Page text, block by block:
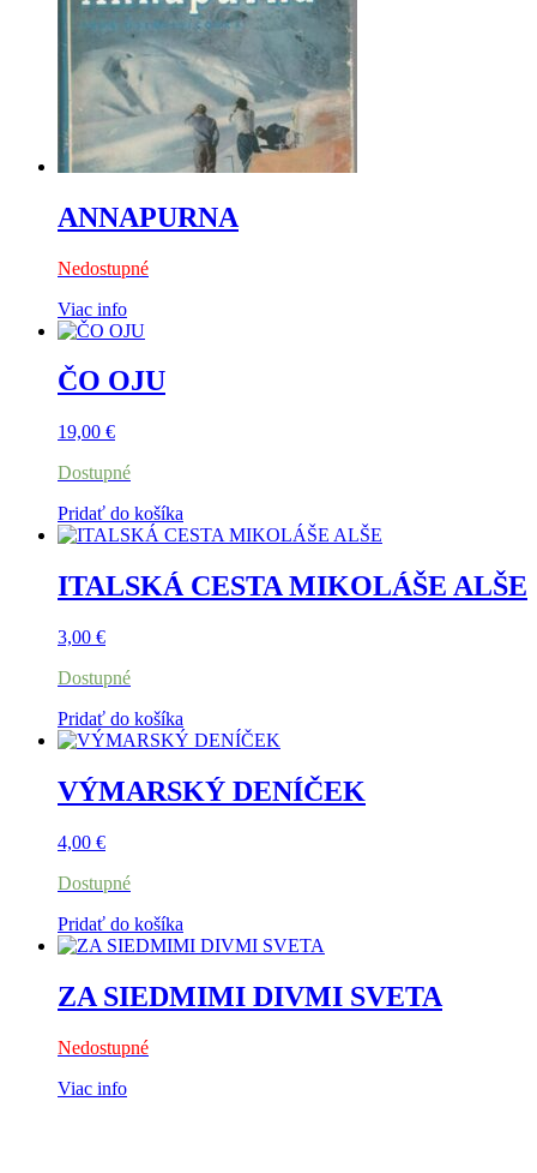
ANNAPURNA
Nedostupné
Viac info
ČO OJU
19,00 €
Dostupné
Pridať do košíka
ITALSKÁ CESTA MIKOLÁŠE ALŠE
3,00 €
Dostupné
Pridať do košíka
VÝMARSKÝ DENÍČEK
4,00 €
Dostupné
Pridať do košíka
ZA SIEDMIMI DIVMI SVETA
Nedostupné
Viac info